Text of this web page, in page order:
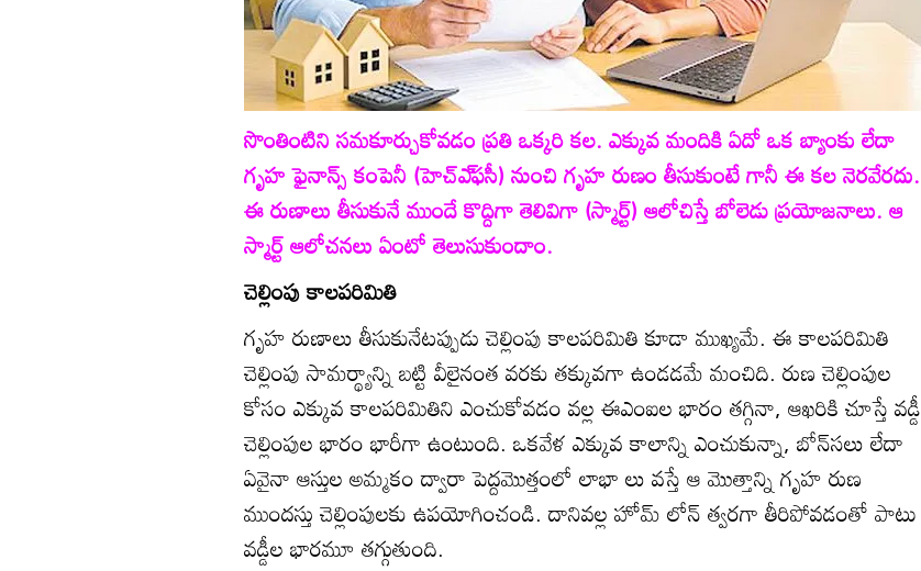
సొంతింటిని సమకూర్చుకోవడం ప్రతి ఒక్కరి కల. ఎక్కువ మందికి ఏదో ఒక బ్యాంకు లేదా
గృహ ఫైనాన్స్‌ కంపెనీ (హెచ్‌ఎ్‌ఫసీ) నుంచి గృహ రుణం తీసుకుంటే గానీ ఈ కల నెరవేరదు.
ఈ రుణాలు తీసుకునే ముందే కొద్దిగా తెలివిగా (స్మార్ట్‌) ఆలోచిస్తే బోలెడు ప్రయోజనాలు. ఆ
స్మార్ట్‌ ఆలోచనలు ఏంటో తెలుసుకుందాం.
చెల్లింపు కాలపరిమితి
గృహ రుణాలు తీసుకునేటప్పుడు చెల్లింపు కాలపరిమితి కూడా ముఖ్యమే. ఈ కాలపరిమితి
చెల్లింపు సామర్థ్యాన్ని బట్టి వీలైనంత వరకు తక్కువగా ఉండడమే మంచిది. రుణ చెల్లింపుల
కోసం ఎక్కువ కాలపరిమితిని ఎంచుకోవడం వల్ల ఈఎంఐల భారం తగ్గినా, ఆఖరికి చూస్తే వడ్డీ
చెల్లింపుల భారం భారీగా ఉంటుంది. ఒకవేళ ఎక్కువ కాలాన్ని ఎంచుకున్నా, బోన్‌సలు లేదా
ఏవైనా ఆస్తుల అమ్మకం ద్వారా పెద్దమొత్తంలో లాభా లు వస్తే ఆ మొత్తాన్ని గృహ రుణ
ముందస్తు చెల్లింపులకు ఉపయోగించండి. దానివల్ల హోమ్‌ లోన్‌ త్వరగా తీరిపోవడంతో పాటు
వడ్డీల భారమూ తగ్గుతుంది.